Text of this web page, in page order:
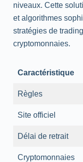
niveaux. Cette
et algorithmes
stratégies de
cryptomonnaies.
Caractéristique
Règles
Site officiel
Délai de retrait
Cryptomonnaies